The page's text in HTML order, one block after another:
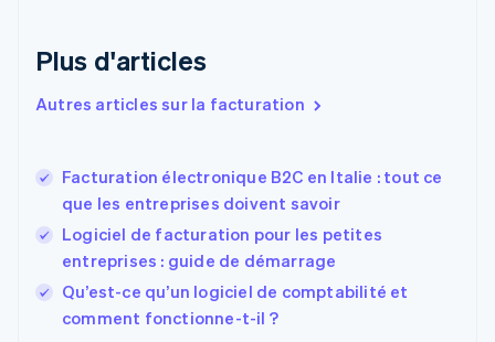
Plus d'articles
Autres articles sur la facturation
Facturation électronique B2C en Italie : tout ce
que les entreprises doivent savoir
Logiciel de facturation pour les petites
entreprises : guide de démarrage
Qu’est-ce qu’un logiciel de comptabilité et
comment fonctionne-t-il ?
Estonie
États-Unis
EnglishSvenska
France
Français
Gibraltar
English
Grèce
English
Hongrie